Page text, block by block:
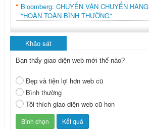
Bloomberg: CHUYẾN VẬN CHUYỂN HÀNG
"HOÀN TOÀN BÌNH THƯỜNG"
Khảo sát
Bạn thấy giao diện web mới thế nào?
Đẹp và tiện lợi hơn web cũ
Bình thường
Tôi thích giao diện web cũ hơn